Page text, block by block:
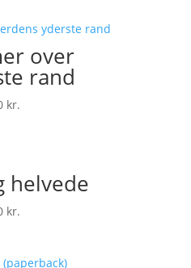
over
rand
kr.
helvede
kr.